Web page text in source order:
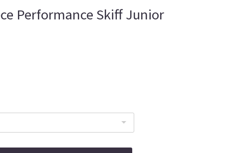
Performance Skiff Junior